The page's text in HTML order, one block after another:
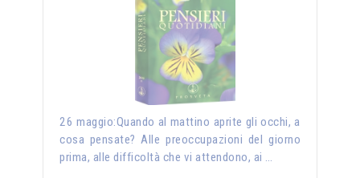
26 maggio:Quando al mattino aprite gli occhi, a
cosa pensate? Alle preoccupazioni del giorno
prima, alle difficoltà che vi attendono, ai …